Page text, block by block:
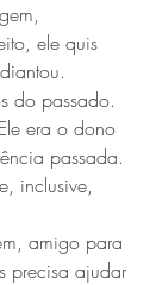
ele quis
do passado.
era o dono
passada.
inclusive,
amigo para
precisa ajudar